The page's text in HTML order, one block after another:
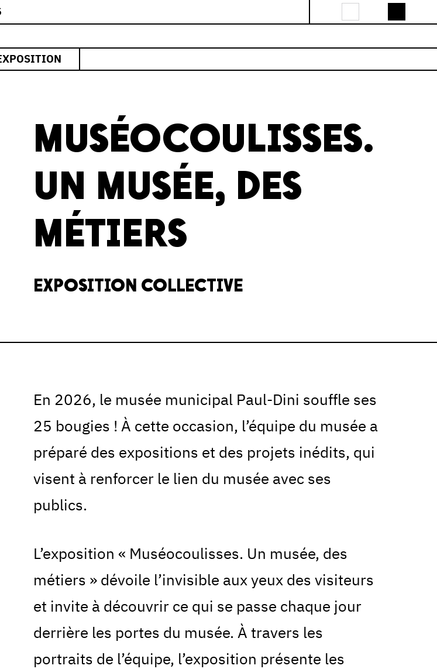
MUSÉOCOULISSES.
UN MUSÉE, DES
MÉTIERS
EXPOSITION COLLECTIVE
En 2026, le musée municipal Paul-Dini souffle ses
25 bougies ! À cette occasion, l’équipe du musée a
préparé des expositions et des projets inédits, qui
visent à renforcer le lien du musée avec ses
publics.
L’exposition « Muséocoulisses. Un musée, des
métiers » dévoile l’invisible aux yeux des visiteurs
et invite à découvrir ce qui se passe chaque jour
derrière les portes du musée. À travers les
portraits de l’équipe, l’exposition présente les